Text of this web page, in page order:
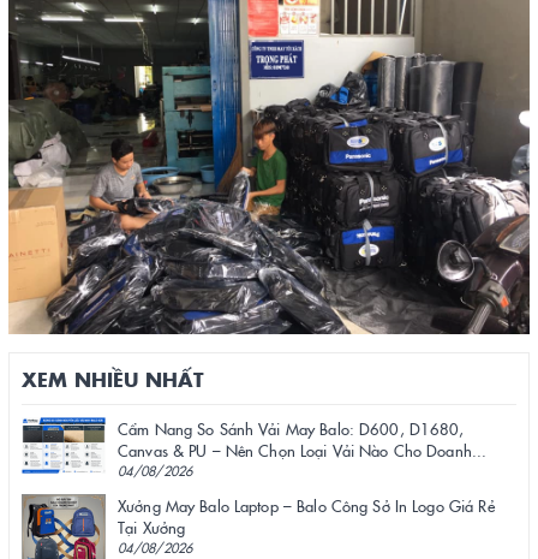
XEM NHIỀU NHẤT
Cẩm Nang So Sánh Vải May Balo: D600, D1680,
Canvas & PU – Nên Chọn Loại Vải Nào Cho Doanh...
04/08/2026
Xưởng May Balo Laptop – Balo Công Sở In Logo Giá Rẻ
Tại Xưởng
04/08/2026